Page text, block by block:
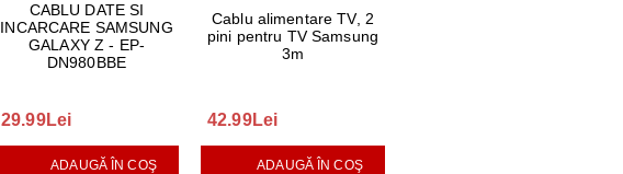
CABLU DATE SI
INCARCARE SAMSUNG
GALAXY Z - EP-
DN980BBE
29.99Lei
ADAUGĂ ÎN COŞ
Cablu alimentare TV, 2
pini pentru TV Samsung
3m
42.99Lei
ADAUGĂ ÎN COŞ